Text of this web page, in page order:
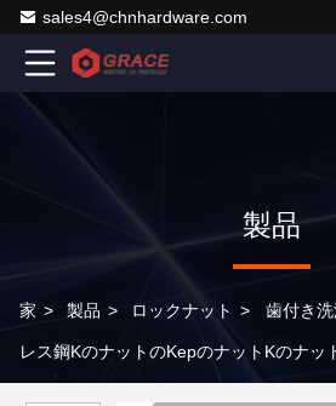
sales4@chnhardware.com
製品
家 > 製品 > ロックナット > 歯付き
レス鋼KのナットのKepのナットKのナッ